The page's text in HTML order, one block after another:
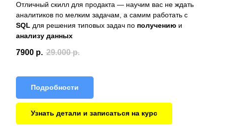
Отличный скилл для продакта — научим вас не ждать
аналитиков по мелким задачам, а самим работать с
SQL для решения типовых задач по получению и
анализу данных
7900 р. 29.000 р.
Подробности
Узнать детали и записаться на курс